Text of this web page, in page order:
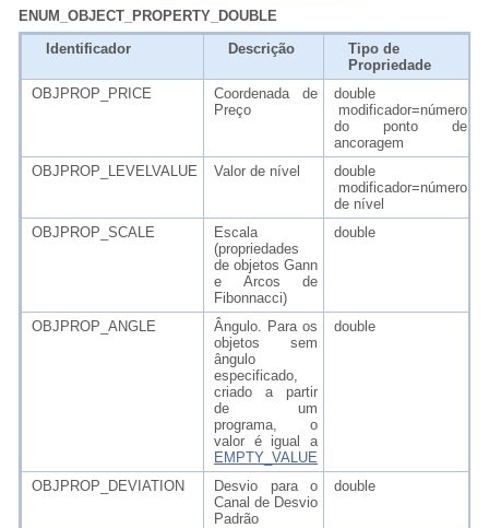
ENUM_OBJECT_PROPERTY_DOUBLE
Identificador
Descrição
Tipo de
Propriedade
OBJPROP_PRICE
Coordenada de
Preço
double
modificador=número
do ponto de
ancoragem
OBJPROP_LEVELVALUE
Valor de nível
double
modificador=número
de nível
OBJPROP_SCALE
Escala
(propriedades
de objetos Gann
e Arcos de
Fibonnacci)
double
OBJPROP_ANGLE
Ângulo. Para os
objetos sem
ângulo
especificado,
criado a partir
de um
programa, o
valor é igual a
EMPTY_VALUE
double
OBJPROP_DEVIATION
Desvio para o
Canal de Desvio
Padrão
double